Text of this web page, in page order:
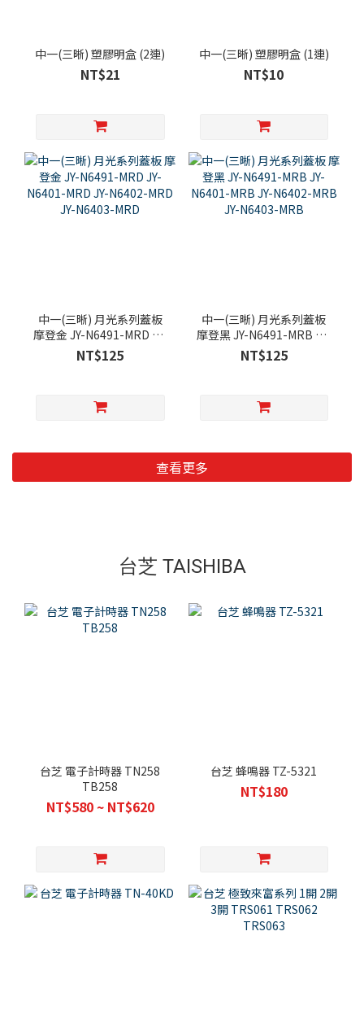
中一(三晰) 塑膠明盒 (2連)
NT$21
中一(三晰) 塑膠明盒 (1連)
NT$10
中一(三晰) 月光系列蓋板
摩登金 JY-N6491-MRD JY-
N6401-MRD JY-N6402-
MRD JY-N6403-MRD
NT$125
中一(三晰) 月光系列蓋板
摩登黑 JY-N6491-MRB JY-
N6401-MRB JY-N6402-
MRB JY-N6403-MRB
NT$125
查看更多
台芝 TAISHIBA
台芝 電子計時器 TN258
TB258
NT$580 ~ NT$620
台芝 蜂鳴器 TZ-5321
NT$180